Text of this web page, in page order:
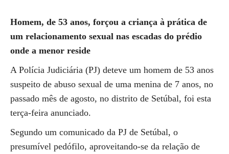
Homem, de 53 anos, forçou a criança à prática de
um relacionamento sexual nas escadas do prédio
onde a menor reside
A Polícia Judiciária (PJ) deteve um homem de 53 anos
suspeito de abuso sexual de uma menina de 7 anos, no
passado mês de agosto, no distrito de Setúbal, foi esta
terça-feira anunciado.
Segundo um comunicado da PJ de Setúbal, o
presumível pedófilo, aproveitando-se da relação de